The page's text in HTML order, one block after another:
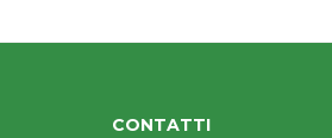
CONTATTI